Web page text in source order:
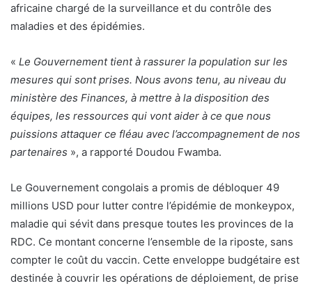
africaine chargé de la surveillance et du contrôle des
maladies et des épidémies.
« Le Gouvernement tient à rassurer la population sur les
mesures qui sont prises. Nous avons tenu, au niveau du
ministère des Finances, à mettre à la disposition des
équipes, les ressources qui vont aider à ce que nous
puissions attaquer ce fléau avec l’accompagnement de nos
partenaires », a rapporté Doudou Fwamba.
Le Gouvernement congolais a promis de débloquer 49
millions USD pour lutter contre l’épidémie de monkeypox,
maladie qui sévit dans presque toutes les provinces de la
RDC. Ce montant concerne l’ensemble de la riposte, sans
compter le coût du vaccin. Cette enveloppe budgétaire est
destinée à couvrir les opérations de déploiement, de prise